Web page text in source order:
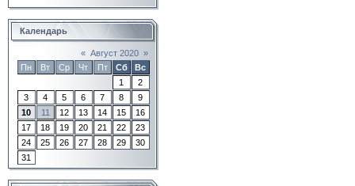
Календарь
« Август 2020 »
Пн
Вт Ср Чт Пт Сб
Вс
1
2
3
4 5 6 7 8
9
10
11 12 13 14 15
16
17
18 19 20 21 22
23
24
25 26 27 28 29
30
31